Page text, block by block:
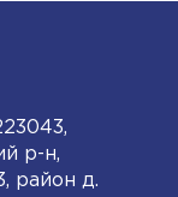
р-н,
район д.